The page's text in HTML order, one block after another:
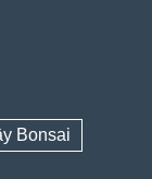
Bonsai